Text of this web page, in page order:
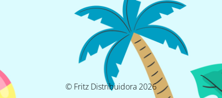
© Fritz Distribuidora 2026